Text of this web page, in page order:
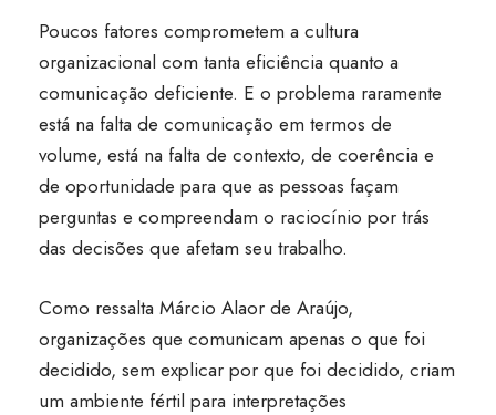
Poucos fatores comprometem a cultura
organizacional com tanta eficiência quanto a
comunicação deficiente. E o problema raramente
está na falta de comunicação em termos de
volume, está na falta de contexto, de coerência e
de oportunidade para que as pessoas façam
perguntas e compreendam o raciocínio por trás
das decisões que afetam seu trabalho.
Como ressalta Márcio Alaor de Araújo,
organizações que comunicam apenas o que foi
decidido, sem explicar por que foi decidido, criam
um ambiente fértil para interpretações